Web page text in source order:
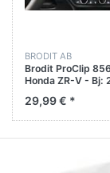
BRODIT AB
Brodit ProClip
Honda ZR-V - Bj:
29,99 € *